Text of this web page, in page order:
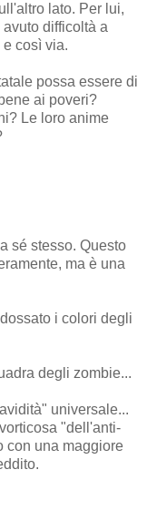
lato. Per lui,
difficoltà a
così via.
possa essere di
ai poveri?
Le loro anime
sé stesso. Questo
ma è una
i colori degli
degli zombie...
universale...
"dell'anti-
con una maggiore